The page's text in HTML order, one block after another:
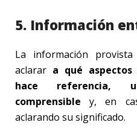
5. Información
La información
aclarar a qué
hace referencia,
comprensible y, en
aclarando su significado.